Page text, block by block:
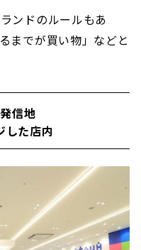
ンドのルールもあ
までが買い物」などと
信地
した店内